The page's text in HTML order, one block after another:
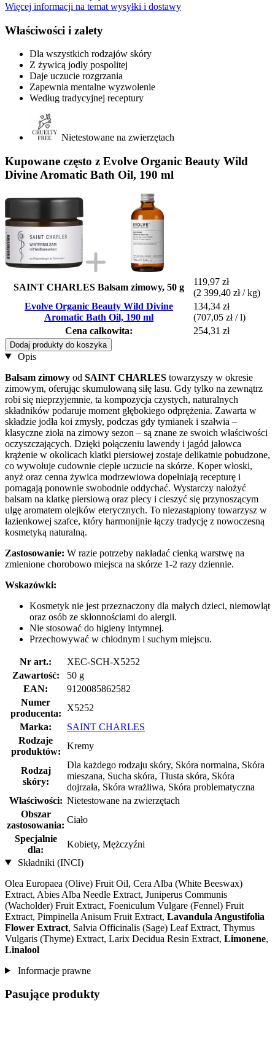
Więcej informacji na temat wysyłki i dostawy
Właściwości i zalety
Dla wszystkich rodzajów skóry
Z żywicą jodły pospolitej
Daje uczucie rozgrzania
Zapewnia mentalne wyzwolenie
Według tradycyjnej receptury
Nietestowane na zwierzętach
Kupowane często z Evolve Organic Beauty Wild
Divine Aromatic Bath Oil, 190 ml
SAINT CHARLES Balsam zimowy, 50 g
119,97 zł
(2 399,40 zł / kg)
Evolve Organic Beauty Wild Divine
Aromatic Bath Oil, 190 ml
134,34 zł
(707,05 zł / l)
Cena całkowita:
254,31 zł
Dodaj produkty do koszyka
Opis
Balsam zimowy od SAINT CHARLES towarzyszy w okresie
zimowym, oferując skumulowaną siłę lasu. Gdy tylko na zewnątrz
robi się nieprzyjemnie, ta kompozycja czystych, naturalnych
składników podaruje moment głębokiego odprężenia. Zawarta w
składzie jodła koi zmysły, podczas gdy tymianek i szałwia –
klasyczne zioła na zimowy sezon – są znane ze swoich właściwości
oczyszczających. Dzięki połączeniu lawendy i jagód jałowca
krążenie w okolicach klatki piersiowej zostaje delikatnie pobudzone,
co wywołuje cudownie ciepłe uczucie na skórze. Koper włoski,
anyż oraz cenna żywica modrzewiowa dopełniają recepturę i
pomagają ponownie swobodnie oddychać. Wystarczy nałożyć
balsam na klatkę piersiową oraz plecy i cieszyć się przynoszącym
ulgę aromatem olejków eterycznych. To niezastąpiony towarzysz w
łazienkowej szafce, który harmonijnie łączy tradycję z nowoczesną
kosmetyką naturalną.
Zastosowanie: W razie potrzeby nakładać cienką warstwę na
zmienione chorobowo miejsca na skórze 1-2 razy dziennie.
Wskazówki:
Kosmetyk nie jest przeznaczony dla małych dzieci, niemowląt
oraz osób ze skłonnościami do alergii.
Nie stosować do higieny intymnej.
Przechowywać w chłodnym i suchym miejscu.
Nr art.:
XEC-SCH-X5252
Zawartość:
50 g
EAN:
9120085862582
Numer
producenta:
X5252
Marka:
SAINT CHARLES
Rodzaje
produktów:
Kremy
Rodzaj
skóry:
Dla każdego rodzaju skóry, Skóra normalna, Skóra
mieszana, Sucha skóra, Tłusta skóra, Skóra
dojrzała, Skóra wrażliwa, Skóra problematyczna
Właściwości: Nietestowane na zwierzętach
Obszar
zastosowania:
Ciało
Specjalnie
dla:
Kobiety, Mężczyźni
Składniki (INCI)
Olea Europaea (Olive) Fruit Oil, Cera Alba (White Beeswax)
Extract, Abies Alba Needle Extract, Juniperus Communis
(Wacholder) Fruit Extract, Foeniculum Vulgare (Fennel) Fruit
Extract, Pimpinella Anisum Fruit Extract, Lavandula Angustifolia
Flower Extract, Salvia Officinalis (Sage) Leaf Extract, Thymus
Vulgaris (Thyme) Extract, Larix Decidua Resin Extract, Limonene,
Linalool
Informacje prawne
Pasujące produkty